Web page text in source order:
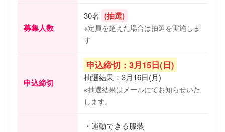
募集人数
30名 (抽選)
※定員を超えた場合は抽選を実施しま
す
申込締切
申込締切：3月15日(日)
抽選結果：3月16日(月)
※抽選結果はメールにてお知らせいた
します。
・運動できる服装